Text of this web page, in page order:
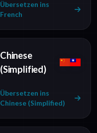
Übersetzen ins
French
Chinese
(Simplified)
Übersetzen ins
Chinese (Simplified)